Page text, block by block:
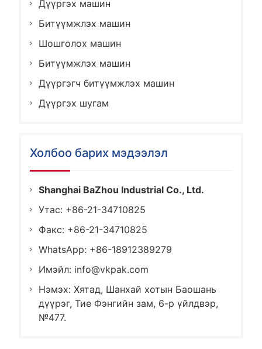
Дүүргэх машин
Битүүмжлэх машин
Шошголох машин
Битүүмжлэх машин
Дүүргэгч битүүмжлэх машин
Дүүргэх шугам
Холбоо барих мэдээлэл
Shanghai BaZhou Industrial Co., Ltd.
Утас: +86-21-34710825
Факс: +86-21-34710825
WhatsApp: +86-18912389279
Имэйл: info@vkpak.com
Нэмэх: Хятад, Шанхай хотын Баошань
дүүрэг, Тие Фэнгийн зам, 6-р үйлдвэр,
№477.